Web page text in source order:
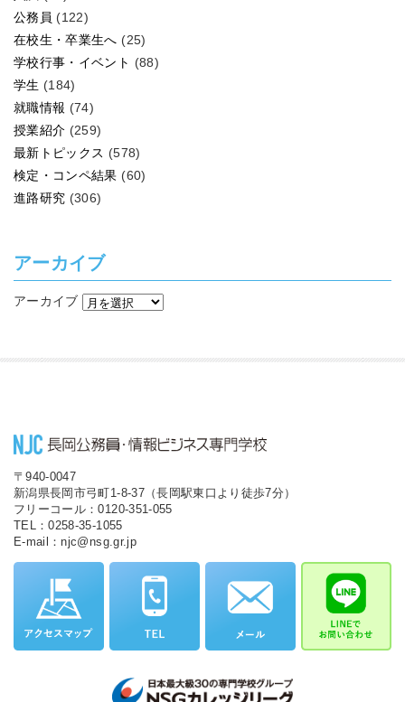
公務員 (122)
在校生・卒業生へ (25)
学校行事・イベント (88)
学生 (184)
就職情報 (74)
授業紹介 (259)
最新トピックス (578)
検定・コンペ結果 (60)
進路研究 (306)
アーカイブ
アーカイブ
〒940-0047
新潟県長岡市弓町1-8-37（長岡駅東口より徒歩7分）
フリーコール：0120-351-055
TEL：0258-35-1055
E-mail：njc@nsg.gr.jp